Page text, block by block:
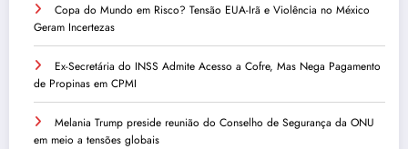
Copa do Mundo em Risco? Tensão EUA-Irã e Violência no México
Geram Incertezas
Ex-Secretária do INSS Admite Acesso a Cofre, Mas Nega Pagamento
de Propinas em CPMI
Melania Trump preside reunião do Conselho de Segurança da ONU
em meio a tensões globais